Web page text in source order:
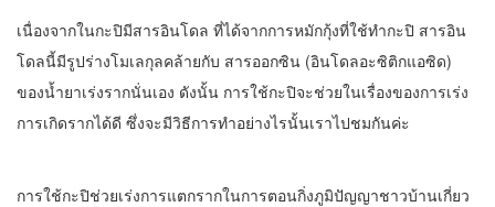
เนื่องจากในกะปิมีสารอินโดล ที่ได้จากการหมักกุ้งที่ใช้ทำกะปิ สารอิน
โดลนี้มีรูปร่างโมเลกุลคล้ายกับ สารออกซิน (อินโดลอะซิติกแอซิด)
ของน้ำยาเร่งรากนั่นเอง ดังนั้น การใช้กะปิจะช่วยในเรื่องของการเร่ง
การเกิดรากได้ดี ซึ่งจะมีวิธีการทำอย่างไรนั้นเราไปชมกันค่ะ
การใช้กะปิช่วยเร่งการแตกรากในการตอนกิ่งภูมิปัญญาชาวบ้านเกี่ยว